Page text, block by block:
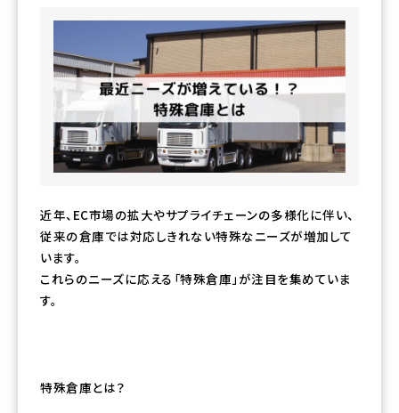
近年、EC市場の拡大やサプライチェーンの多様化に伴い、
従来の倉庫では対応しきれない特殊なニーズが増加して
います。
これらのニーズに応える「特殊倉庫」が注目を集めていま
す。
特殊倉庫とは？